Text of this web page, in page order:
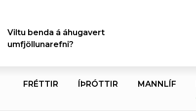
Viltu benda á áhugavert
umfjöllunarefni?
FRÉTTIR ÍÞRÓTTIR MANNLÍF